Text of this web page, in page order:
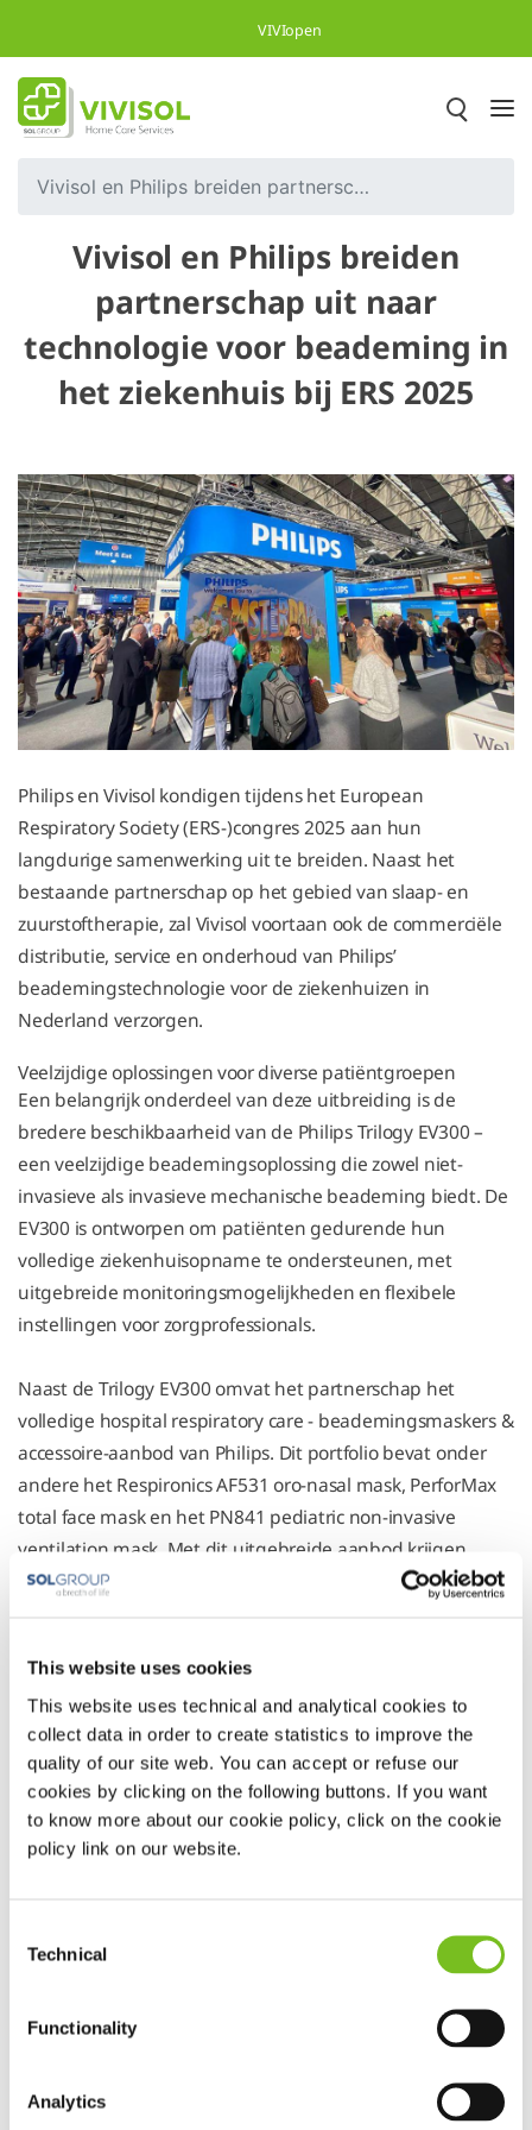
This website uses cookies
This website uses technical and analytical cookies to
collect data in order to create statistics to improve the
quality of our site web. You can accept or refuse our
cookies by clicking on the following buttons. If you want
to know more about our cookie policy, click on the cookie
policy link on our website.
Selection
Technical
Functionality
Analytics
Overslaan en naar hoofdinhoud gaan
VIVIopen
Vivisol en Philips breiden partnerschap uit naar technologie voor beademing in het ziekenhuis bij ERS 2025
Vivisol en Philips breiden
partnerschap uit naar
technologie voor beademing in
het ziekenhuis bij ERS 2025
Philips en Vivisol kondigen tijdens het European
Respiratory Society (ERS-)congres 2025 aan hun
langdurige samenwerking uit te breiden. Naast het
bestaande partnerschap op het gebied van slaap- en
zuurstoftherapie, zal Vivisol voortaan ook de commerciële
distributie, service en onderhoud van Philips’
beademingstechnologie voor de ziekenhuizen in
Nederland verzorgen.
Veelzijdige oplossingen voor diverse patiëntgroepen
Een belangrijk onderdeel van deze uitbreiding is de
bredere beschikbaarheid van de Philips Trilogy EV300 –
een veelzijdige beademingsoplossing die zowel niet-
invasieve als invasieve mechanische beademing biedt. De
EV300 is ontworpen om patiënten gedurende hun
volledige ziekenhuisopname te ondersteunen, met
uitgebreide monitoringsmogelijkheden en flexibele
instellingen voor zorgprofessionals.
Naast de Trilogy EV300 omvat het partnerschap het
volledige hospital respiratory care - beademingsmaskers &
accessoire-aanbod van Philips. Dit portfolio bevat onder
andere het Respironics AF531 oro-nasal mask, PerforMax
total face mask en het PN841 pediatric non-invasive
ventilation mask. Met dit uitgebreide aanbod krijgen
Nederlandse ziekenhuizen toegang tot zowel de
geïntegreerde totaaloplossing.
Oplossingen die meegroeien
“We werken al jarenlang succesvol samen met Vivisol op
het gebied van slaap- en beademingszorg. Door dit
partnerschap nu uit te breiden, kunnen we inspelen op de
behoeften van Nederlandse ziekenhuizen. Met de Trilogy
betrouwbare oplossing die meekan ontwikkelen met de
situatie van de patiënt – van opname tot ontslag. Dankzij
de expertise van Vivisol op het gebied van service en
onderhoud zijn we ervan overtuigd dat ziekenhuizen én
gebruiksgemak en kwaliteit van zorg," zegt